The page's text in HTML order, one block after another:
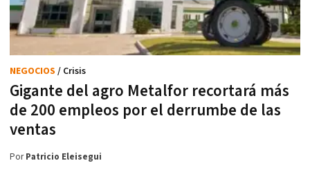
Gigante del agro Metalfor recortará más
de 200 empleos por el derrumbe de las
ventas
NEGOCIOS / Crisis
PorPatricio Eleisegui